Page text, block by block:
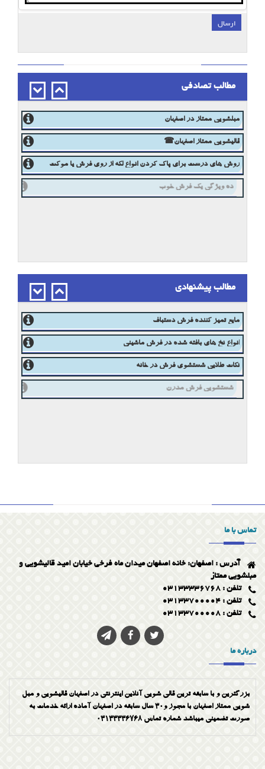
ارسال
مطالب تصادفی
مبلشویی ممتاز در اصفهان
قالیشویی ممتاز اصفهان☎
روش های درست برای پاک کردن انواع لکه از روی فرش یا موکت
ده ویژگی یک فرش خوب
مطالب پیشنهادی
مایع تمیز کننده فرش دستباف
انواع نخ های بافته شده در فرش ماشینی
نکات طلایی شستشوی فرش در خانه
شستشویی فرش مدرن
تماس با ما
آدرس : اصفهان: خانه اصفهان میدان ماه فرخی خیابان امید قالیشویی و
مبلشویی ممتاز
تلفن : 03133336768
تلفن : 03133700004
تلفن : 03133700008
درباره ما
بزرگترین و با سابقه ترین قالی شویی آنلاین اینترنتی در اصفهان قالیشویی و مبل
شویی ممتاز اصفهان با مجوز و30 سال سابقه در اصفهان آماده ارائه خدمات به
صورت تضمینی میباشد شماره تماس 03133336768